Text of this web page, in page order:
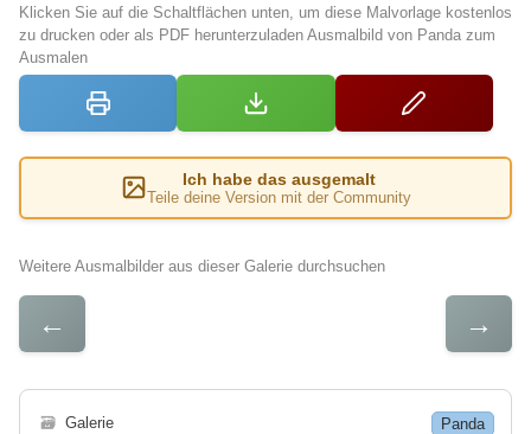
Klicken Sie auf die Schaltflächen unten, um diese Malvorlage kostenlos
zu drucken oder als PDF herunterzuladen Ausmalbild von Panda zum
Ausmalen
Ich habe das ausgemalt
Teile deine Version mit der Community
Weitere Ausmalbilder aus dieser Galerie durchsuchen
← →
🗃 Galerie Panda